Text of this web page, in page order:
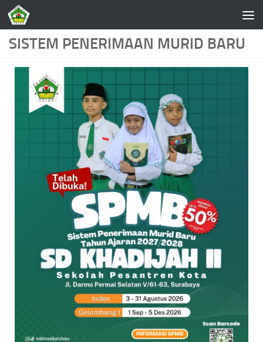
Skip to content
SISTEM PENERIMAAN MURID BARU